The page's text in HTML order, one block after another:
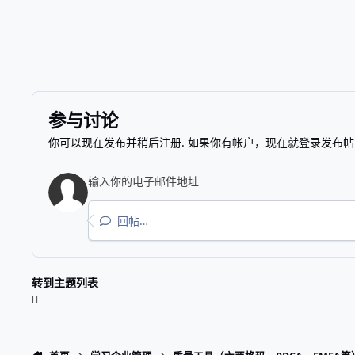
参与讨论
你可以现在发布并稍后注册. 如果你有帐户， 现在就登录发布
回帖…
转到主题列表